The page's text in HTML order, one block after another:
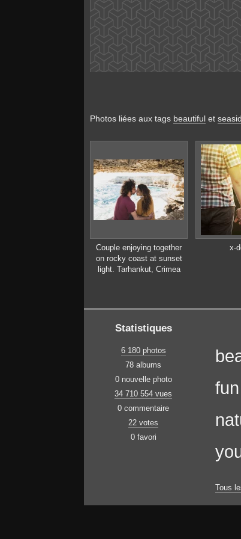
Photos liées aux tags beautifulet
Couple enjoying together
on rocky coast at sunset
light. Tarhankut, Crimea
x-
Statistiques
6 180 photos
78 albums
0 nouvelle photo
34 710 554 vues
0 commentaire
22 votes
0 favori
fun
Tous